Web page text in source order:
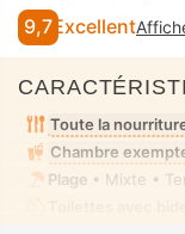
9,7 Excellent
Toute la
Chambre
Plage • Mixte •
Toilettes avec